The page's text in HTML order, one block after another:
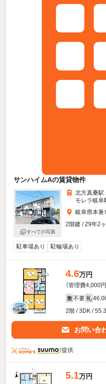
サンハイムAの賃貸物件
すべての写真
北方真桑駅
モレラ岐阜
岐阜県本巣
2階建 / 29年2
駐車場あり 駐輪場あり
4.6万円
（管理費4,000円
敷 不要 礼
2階 / 3DK /
お問い合
提供
5.1万円